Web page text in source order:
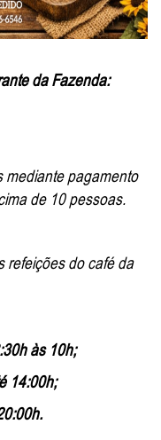
da Fazenda:
mediante pagamento
de 10 pessoas.
refeições do café da
às 10h;
14:00h;